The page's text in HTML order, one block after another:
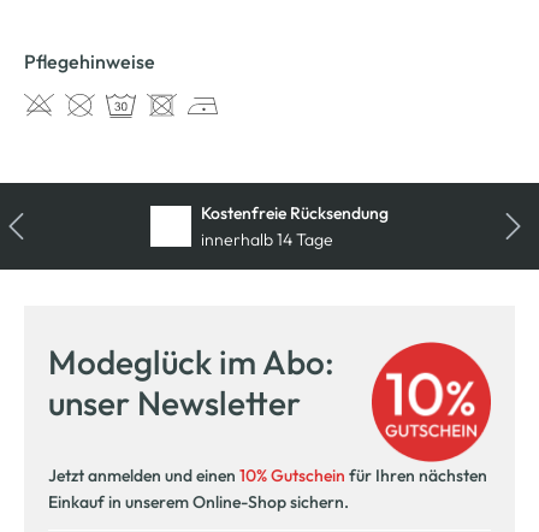
Pflegehinweise
Kostenfreie Rücksendung
innerhalb 14 Tage
Modeglück im Abo:
unser Newsletter
Jetzt anmelden und einen 10% Gutschein für Ihren nächsten
Einkauf in unserem Online-Shop sichern.